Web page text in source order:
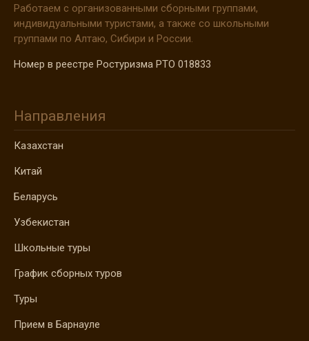
Работаем с организованными сборными группами,
индивидуальными туристами, а также со школьными
группами по Алтаю, Сибири и России.
Номер в реестре Ростуризма РТО 018833
Направления
Казахстан
Китай
Беларусь
Узбекистан
Школьные туры
График сборных туров
Туры
Прием в Барнауле